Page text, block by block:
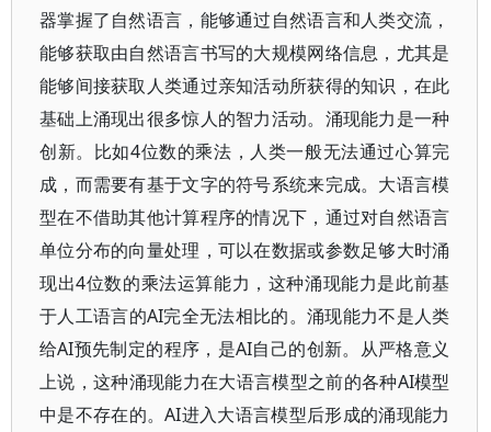
器掌握了自然语言，能够通过自然语言和人类交流，
能够获取由自然语言书写的大规模网络信息，尤其是
能够间接获取人类通过亲知活动所获得的知识，在此
基础上涌现出很多惊人的智力活动。涌现能力是一种
创新。比如4位数的乘法，人类一般无法通过心算完
成，而需要有基于文字的符号系统来完成。大语言模
型在不借助其他计算程序的情况下，通过对自然语言
单位分布的向量处理，可以在数据或参数足够大时涌
现出4位数的乘法运算能力，这种涌现能力是此前基
于人工语言的AI完全无法相比的。涌现能力不是人类
给AI预先制定的程序，是AI自己的创新。从严格意义
上说，这种涌现能力在大语言模型之前的各种AI模型
中是不存在的。AI进入大语言模型后形成的涌现能力